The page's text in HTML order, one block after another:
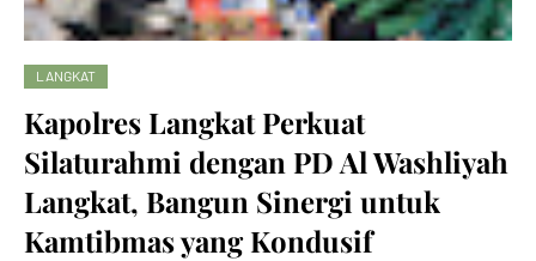
LANGKAT
Kapolres Langkat Perkuat
Silaturahmi dengan PD Al Washliyah
Langkat, Bangun Sinergi untuk
Kamtibmas yang Kondusif